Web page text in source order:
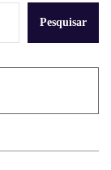
Pesquisar